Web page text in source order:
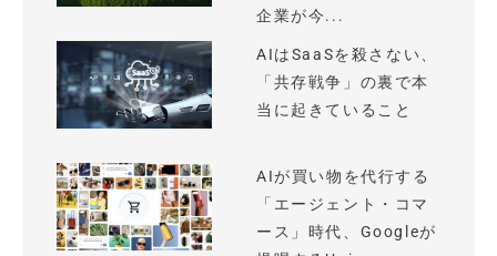
企業が今...
AIはSaaSを殺さない、
「共存戦争」の裏で本
当に起きていること
AIが買い物を代行する
「エージェント・コマ
ース」時代、Googleが